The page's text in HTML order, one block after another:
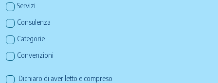
Servizi
Consulenza
Categorie
Convenzioni
Dichiaro di aver letto e compreso